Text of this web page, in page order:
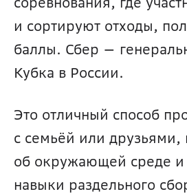
и сортируют отходы,
баллы. Сбер —
Кубка в России.
Это отличный способ
с семьёй или друзьями,
об окружающей среде и
навыки раздельного